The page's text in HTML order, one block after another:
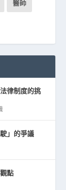
醫師
律制度的挑
」的爭議
點